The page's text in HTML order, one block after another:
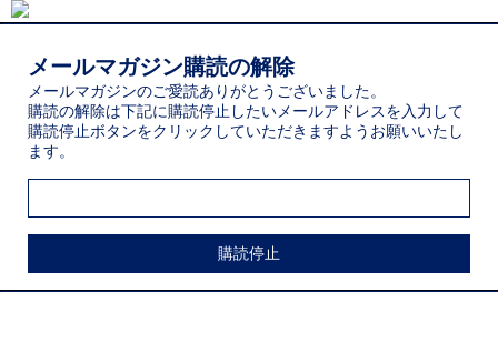
メールマガジン購読の解除
メールマガジンのご愛読ありがとうございました。
購読の解除は下記に購読停止したいメールアドレスを入力して
購読停止ボタンをクリックしていただきますようお願いいたし
ます。
購読停止